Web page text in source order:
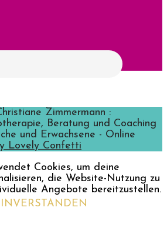
Zimmermann :
Beratung und Coaching
und Erwachsene - Online
Lovely Confetti
Cookies, um deine
die Website-Nutzung zu
Angebote bereitzustellen.